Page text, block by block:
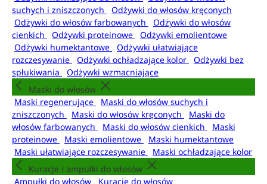
suchych i zniszczonych
Odżywki do włosów kręconych
Odżywki do włosów farbowanych
Odżywki do włosów
cienkich
Odżywki proteinowe
Odżywki emolientowe
Odżywki humektantowe
Odżywki ułatwiające
rozczesywanie
Odżywki ochładzające kolor
Odżywki bez
spłukiwania
Odżywki wzmacniające
Maski do włosów
Maski regenerujące
Maski do włosów suchych i
zniszczonych
Maski do włosów kręconych
Maski do
włosów farbowanych
Maski do włosów cienkich
Maski
proteinowe
Maski emolientowe
Maski humektantowe
Maski ułatwiające rozczesywanie
Maski ochładzające kolor
Kuracje i ampułki do włosów
Ampułki do włosów
Kuracje do włosów